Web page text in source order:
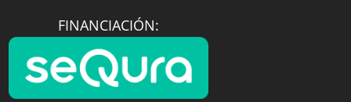
FINANCIACIÓN: